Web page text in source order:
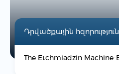
Դրվածքային հզորություն